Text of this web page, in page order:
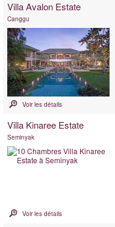
Villa Avalon Estate
Canggu
Voir les détails
Villa Kinaree Estate
Seminyak
Voir les détails